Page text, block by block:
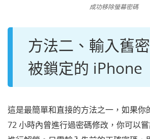
成功移除螢幕密碼
方法二、輸入舊
被鎖定的 iPhone
這是最簡單和直接的方法之一，如果
72 小時內曾進行過密碼修改，你可以